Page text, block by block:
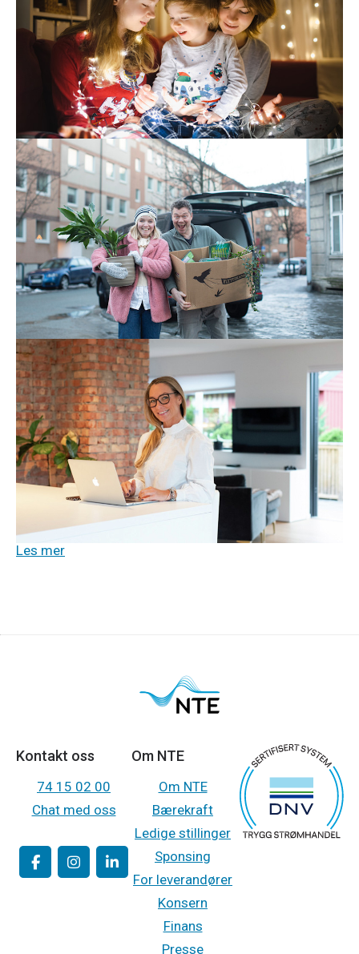
Det er lite som skaper mer julestemning enn å pynte
med julestjerner, adventslysestaker og lysslynger.
Men visste du at det trådløse nettet ditt faktisk kan bli
dårligere hvis du kobler opp mange lys?
Les mer
Strøm Tv og internett 22. okt. 2025
På flyttefot? Slik gjør du det med strøm
og internett
Enten du vil ta med deg abonnementene dine eller du
vil tegne nye – her er alt du trenger å vite når du bytter
bolig.
Les mer
Tv og internett 21. aug. 2025
Pass på at du får det beste nettet
hjemme!
Er du avhengig av topp hjemmenett? Da må du tenke
på hva slags løsning du velger! Vi hjelper deg med å
se forskjellen på fiberbredbånd, 5G, hybridfiber og
Les mer
Kontakt oss
74 15 02 00
Chat med oss
Om NTE
Om NTE
Bærekraft
Ledige stillinger
Sponsing
For leverandører
Konsern
Finans
Presse